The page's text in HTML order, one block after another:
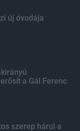
új óvodája
a Gál Ferenc
szerep hárul a